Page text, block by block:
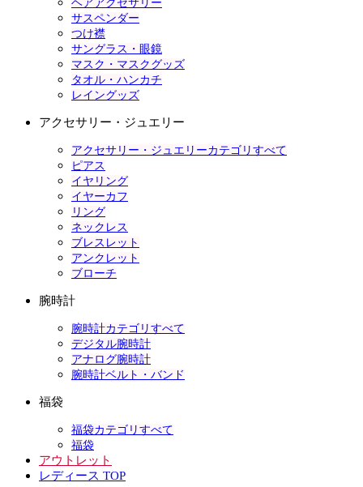
ヘアアクセサリー
サスペンダー
つけ襟
サングラス・眼鏡
マスク・マスクグッズ
タオル・ハンカチ
レイングッズ
アクセサリー・ジュエリー
アクセサリー・ジュエリーカテゴリすべて
ピアス
イヤリング
イヤーカフ
リング
ネックレス
ブレスレット
アンクレット
ブローチ
腕時計
腕時計カテゴリすべて
デジタル腕時計
アナログ腕時計
腕時計ベルト・バンド
福袋
福袋カテゴリすべて
福袋
アウトレット
レディース TOP